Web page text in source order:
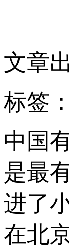
文章
标签：
中国
是最
进了
在北